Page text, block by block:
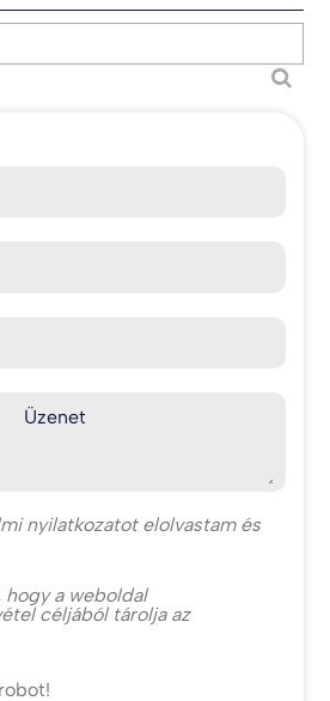
Üzenet
nyilatkozatot elolvastam és
hogy a weboldal
céljából tárolja az